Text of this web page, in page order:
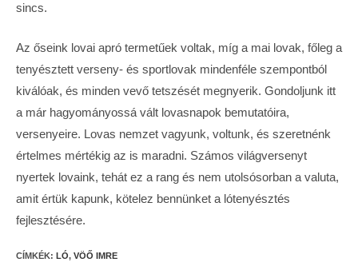
sincs.
Az őseink lovai apró termetűek voltak, míg a mai lovak, főleg a
tenyésztett verseny- és sportlovak mindenféle szempontból
kiválóak, és minden vevő tetszését megnyerik. Gondoljunk itt
a már hagyományossá vált lovasnapok bemutatóira,
versenyeire. Lovas nemzet vagyunk, voltunk, és szeretnénk
értelmes mértékig az is maradni. Számos világversenyt
nyertek lovaink, tehát ez a rang és nem utolsósorban a valuta,
amit értük kapunk, kötelez bennünket a lótenyésztés
fejlesztésére.
CÍMKÉK: LÓ, VÖŐ IMRE